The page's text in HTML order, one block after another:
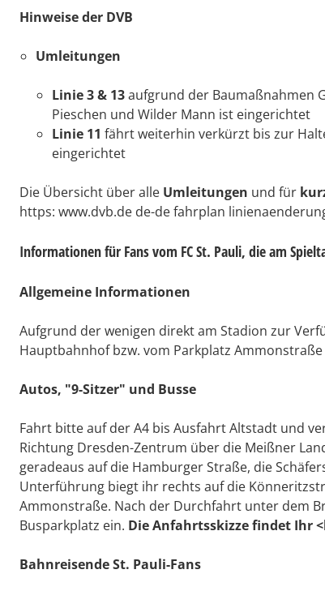
Hinweise der DVB
Umleitungen
Linie 3 & 13aufgrund der Baumaßnahmen
Pieschen und Wilder Mann ist eingerichtet
Linie 11 fährt weiterhin verkürzt bis zur
eingerichtet
Die Übersicht über alle Umleitungen und für
https: www.dvb.de de-de fahrplan
Informationen für Fans vom FC St. Pauli, die am
Allgemeine Informationen
Aufgrund der wenigen direkt am Stadion zur
Hauptbahnhof bzw. vom Parkplatz
Autos, "9-Sitzer" und Busse
Fahrt bitte auf der A4 bis Ausfahrt Altstadt und
Richtung Dresden-Zentrum über die Meißner
geradeaus auf die Hamburger Straße, die
Unterführung biegt ihr rechts auf die
Ammonstraße. Nach der Durchfahrt unter dem
Busparkplatz ein. Die Anfahrtsskizzefindet Ihr
Bahnreisende St. Pauli-Fans